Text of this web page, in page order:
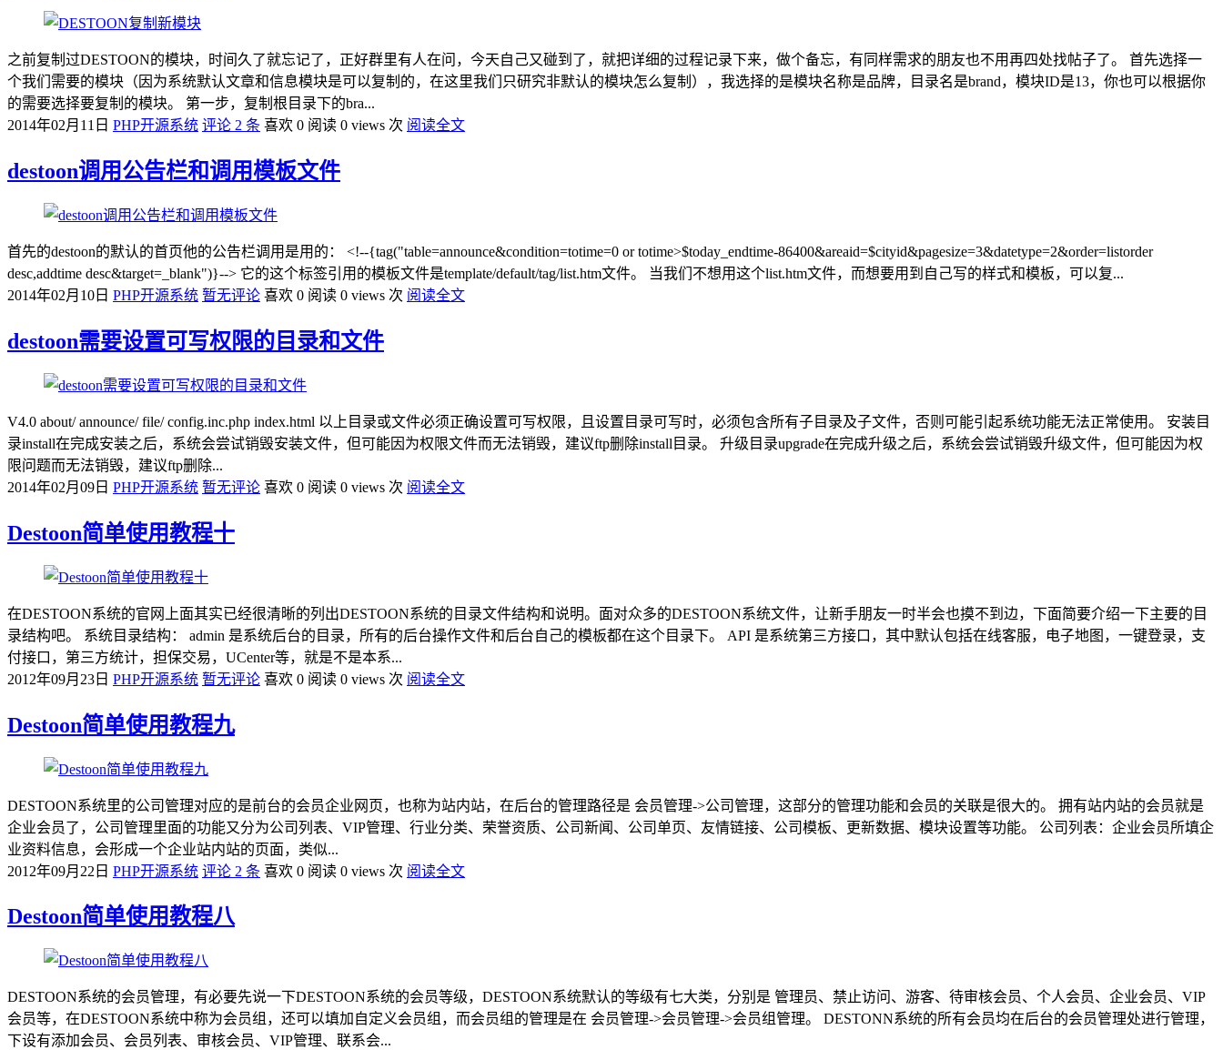
之前复制过DESTOON的模块，时间久了就忘记了，正好群里有人在问，今天自己又碰到了，就把详细的过程记录下来，做个备忘，有同样需求的朋友也不用再四处找帖子了。 首先选择一
个我们需要的模块（因为系统默认文章和信息模块是可以复制的，在这里我们只研究非默认的模块怎么复制），我选择的是模块名称是品牌，目录名是brand，模块ID是13，你也可以根据你
的需要选择要复制的模块。 第一步，复制根目录下的bra...
2014年02月11日 PHP开源系统 评论 2 条 喜欢 0 阅读 0 views 次 阅读全文
destoon调用公告栏和调用模板文件
首先的destoon的默认的首页他的公告栏调用是用的： <!--{tag("table=announce&condition=totime=0 or totime>$today_endtime-86400&areaid=$cityid&pagesize=3&datetype=2&order=listorder
desc,addtime desc&target=_blank")}--> 它的这个标签引用的模板文件是template/default/tag/list.htm文件。 当我们不想用这个list.htm文件，而想要用到自己写的样式和模板，可以复...
2014年02月10日 PHP开源系统 暂无评论 喜欢 0 阅读 0 views 次 阅读全文
destoon需要设置可写权限的目录和文件
V4.0 about/ announce/ file/ config.inc.php index.html 以上目录或文件必须正确设置可写权限，且设置目录可写时，必须包含所有子目录及子文件，否则可能引起系统功能无法正常使用。 安装目
录install在完成安装之后，系统会尝试销毁安装文件，但可能因为权限文件而无法销毁，建议ftp删除install目录。 升级目录upgrade在完成升级之后，系统会尝试销毁升级文件，但可能因为权
限问题而无法销毁，建议ftp删除...
2014年02月09日 PHP开源系统 暂无评论 喜欢 0 阅读 0 views 次 阅读全文
Destoon简单使用教程十
在DESTOON系统的官网上面其实已经很清晰的列出DESTOON系统的目录文件结构和说明。面对众多的DESTOON系统文件，让新手朋友一时半会也摸不到边，下面简要介绍一下主要的目
录结构吧。 系统目录结构： admin 是系统后台的目录，所有的后台操作文件和后台自己的模板都在这个目录下。 API 是系统第三方接口，其中默认包括在线客服，电子地图，一键登录，支
付接口，第三方统计，担保交易，UCenter等，就是不是本系...
2012年09月23日 PHP开源系统 暂无评论 喜欢 0 阅读 0 views 次 阅读全文
Destoon简单使用教程九
DESTOON系统里的公司管理对应的是前台的会员企业网页，也称为站内站，在后台的管理路径是 会员管理->公司管理，这部分的管理功能和会员的关联是很大的。 拥有站内站的会员就是
企业会员了，公司管理里面的功能又分为公司列表、VIP管理、行业分类、荣誉资质、公司新闻、公司单页、友情链接、公司模板、更新数据、模块设置等功能。 公司列表：企业会员所填企
业资料信息，会形成一个企业站内站的页面，类似...
2012年09月22日 PHP开源系统 评论 2 条 喜欢 0 阅读 0 views 次 阅读全文
Destoon简单使用教程八
DESTOON系统的会员管理，有必要先说一下DESTOON系统的会员等级，DESTOON系统默认的等级有七大类，分别是 管理员、禁止访问、游客、待审核会员、个人会员、企业会员、VIP
会员等，在DESTOON系统中称为会员组，还可以填加自定义会员组，而会员组的管理是在 会员管理->会员管理->会员组管理。 DESTONN系统的所有会员均在后台的会员管理处进行管理，
下设有添加会员、会员列表、审核会员、VIP管理、联系会...